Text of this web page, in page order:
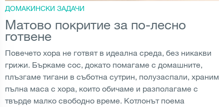
ДОМАКИНСКИ ЗАДАЧИ
Матово покритие за по-лесно
готвене
Повечето хора не готвят в идеална среда, без никакви
грижи. Бъркаме сос, докато помагаме с домашните,
плъзгаме тигани в съботна сутрин, полузаспали, храним
пълна маса с хора, които обичаме и разполагаме с
твърде малко свободно време. Котлонът поема